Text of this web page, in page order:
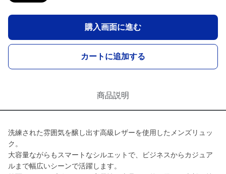
購入画面に進む
カートに追加する
商品説明
洗練された雰囲気を醸し出す高級レザーを使用したメンズリュッ
ク。
大容量ながらもスマートなシルエットで、ビジネスからカジュア
ルまで幅広いシーンで活躍します。